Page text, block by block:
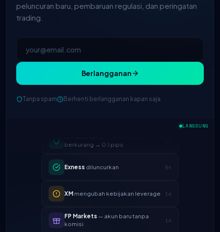
peluncuran baru, pembaruan regulasi, dan peringatan
trading.
Berlangganan
Tanpa spam Berhenti berlangganan kapan saja
LANGSUNG
Exnessdiluncurkan
XMmengubah kebijakan leverage 1d
FP Markets— akun baru tanpa
1d
AvaTradekehilangan lisensi
regulasi
3d